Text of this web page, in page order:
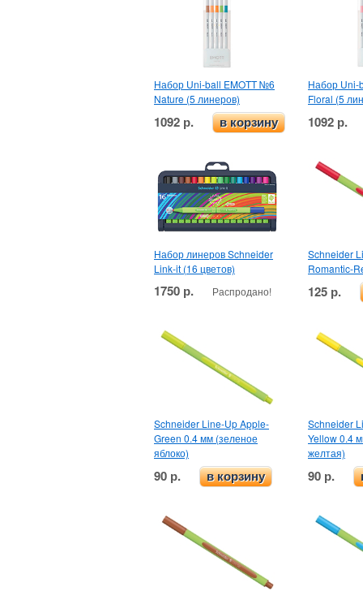
Набор Uni-ball EMOTT №6
Nature (5 линеров)
1092 р. в корзину
Набор Uni-
Floral (5
1092 р.
Набор линеров Schneider
Link-it (16 цветов)
1750 р. Распродано!
Schneider
Romantic-
125 р.
Schneider Line-Up Apple-
Green 0.4 мм (зеленое
яблоко)
90 р. в корзину
Schneider
Yellow 0.4
желтая)
90 р.